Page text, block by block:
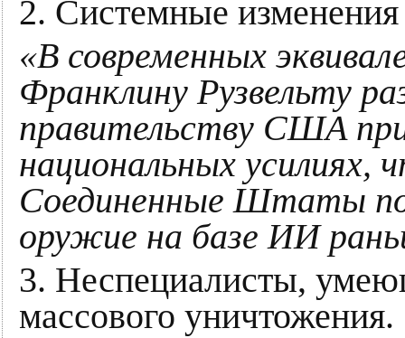
2. Системные изменения
«В современных
Франклину Рузвельту
правительству США
национальных
Соединенные Штаты
оружие на базе ИИ
3. Неспециалисты,
массового уничтожения.